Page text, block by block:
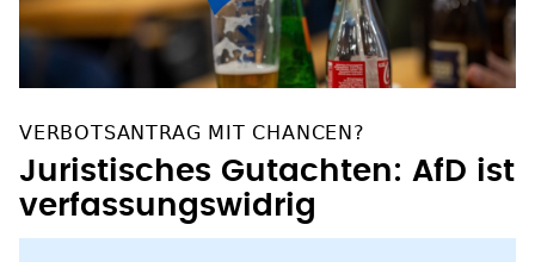
verfassungswidrig